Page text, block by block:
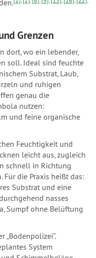
Grenzen
dort, wo ein lebender,
soll. Ideal sind feuchte
Substrat, Laub,
und ruhigen
genau die
nutzen:
und feine organische
Feuchtigkeit und
leicht aus, zugleich
schnell in Richtung
die Praxis heißt das:
Substrat und eine
nasses
Sumpf ohne Belüftung
„Bodenpolizei“.
System